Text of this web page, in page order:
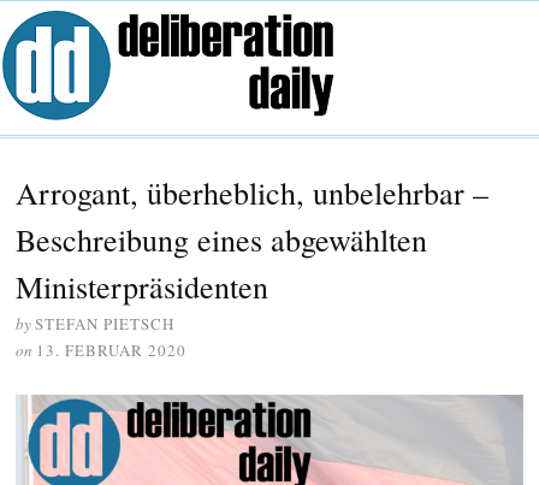
Arrogant, überheblich, unbelehrbar –
Beschreibung eines abgewählten
Ministerpräsidenten
bySTEFAN PIETSCH
on 13. FEBRUAR 2020